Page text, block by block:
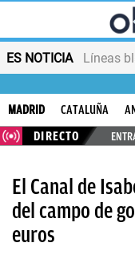
ES NOTICIA Líneas
MADRID CATALUÑA
DIRECTO
El Canal de
del campo de
euros